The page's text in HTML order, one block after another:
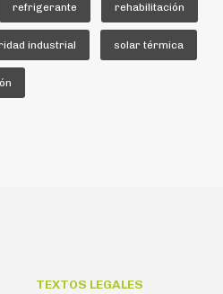
refrigerante rehabilitación
industrial solar térmica
TEXTOS LEGALES